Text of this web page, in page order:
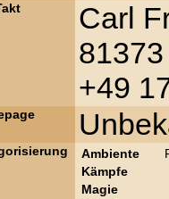
Carl
+49
Ambiente
Kämpfe
Magie